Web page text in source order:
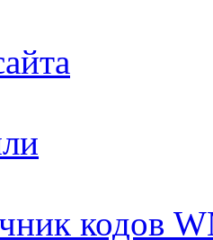
кодов